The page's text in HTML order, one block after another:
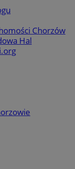
Chorzów
Hal